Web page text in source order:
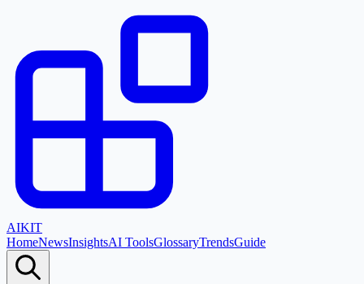
AIKIT
HomeNewsInsightsAI ToolsGlossaryTrendsGuide